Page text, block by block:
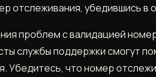
отслеживания, убедившись в
проблем с валидацией
службы поддержки смогут
Убедитесь, что номер